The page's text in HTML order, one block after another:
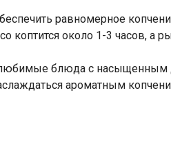
равномерное
коптится около 1-3 часов, а
любимые блюда с
ароматным